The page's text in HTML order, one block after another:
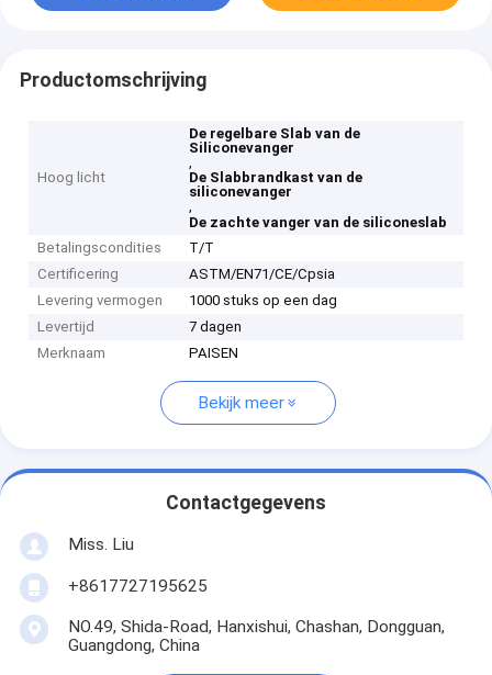
Productomschrijving
Hoog licht
De regelbare Slab van de
Siliconevanger
,
De Slabbrandkast van de
siliconevanger
,
De zachte vanger van de siliconeslab
Betalingscondities
T/T
Certificering
ASTM/EN71/CE/Cpsia
Levering vermogen
1000 stuks op een dag
Levertijd
7 dagen
Merknaam
PAISEN
Bekijk meer
Contactgegevens
Miss. Liu
+8617727195625
NO.49, Shida-Road, Hanxishui, Chashan, Dongguan,
Guangdong, China